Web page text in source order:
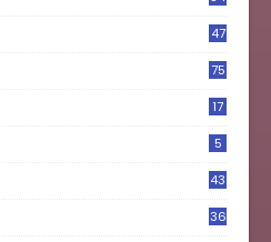
47
75
17
5
43
36